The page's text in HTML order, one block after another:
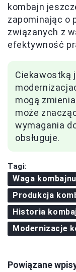
kombajn
zapominając o
związanych z
efektywność
Ciekawostką
mogą
może
wymagania
obsługuje.
Tagi:
Waga
Produkcja
Historia
Modernizacje
Powiązane